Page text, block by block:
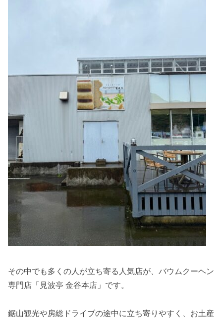
その中でも多くの人が立ち寄る人気店が、バウムクーヘン
専門店「見波亭 金谷本店」です。
鋸山観光や房総ドライブの途中に立ち寄りやすく、お土産